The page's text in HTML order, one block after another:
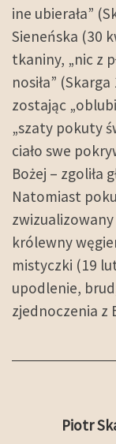
ine ubierała”
Sieneńska (30
tkaniny, „nic z
nosiła”
zostając
„szaty pokuty
ciało swe
Bożej – zgoliła
Natomiast
królewny
mistyczki (19
upodlenie,
zjednoczenia z
Piotr